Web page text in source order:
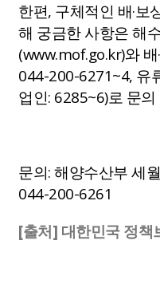
한편, 구체적인 배·보
해 궁금한 사항은 해
(www.mof.go.kr)와
044-200-6271~4, 유
업인: 6285~6)로 문
문의: 해양수산부 세
044-200-6261
[출처] 대한민국 정책